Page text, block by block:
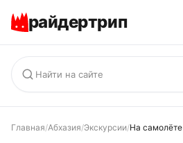
райдертрип
Главная/Абхазия/Экскурсии/На самолёте